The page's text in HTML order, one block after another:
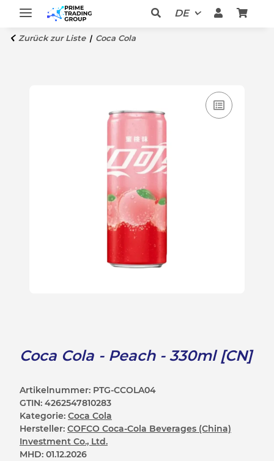
DE
Zurück zur Liste Coca Cola
Coca Cola - Peach - 330ml [CN]
Artikelnummer: PTG-CCOLA04
GTIN: 4262547810283
Kategorie: Coca Cola
Hersteller: COFCO Coca-Cola Beverages (China)
Investment Co., Ltd.
MHD: 01.12.2026